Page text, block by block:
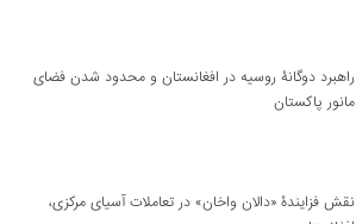
راهبرد دوگانۀ روسیه در افغانستان و محدود شدن فضای
مانور پاکستان
نقش فزایندۀ «دالان واخان» در تعاملات آسیای مرکزی،